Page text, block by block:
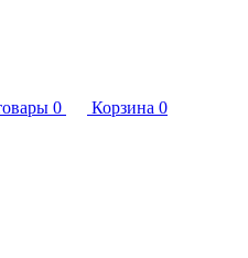
0 Корзина 0